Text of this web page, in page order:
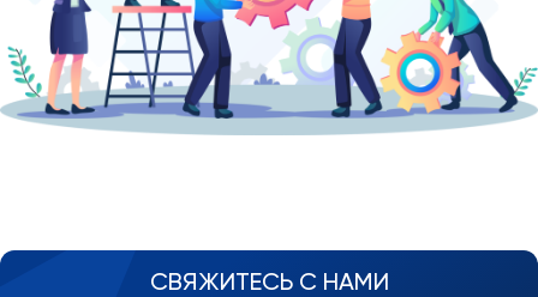
СВЯЖИТЕСЬ С НАМИ